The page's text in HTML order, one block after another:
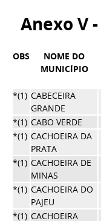
Anexo V
OBS
NOME DO
MUNICÍPIO
*(1) CABECEIRA
GRANDE
*(1) CABO VERDE
*(1) CACHOEIRA DA
PRATA
*(1) CACHOEIRA DE
MINAS
*(1) CACHOEIRA DO
PAJEU
*(1) CACHOEIRA